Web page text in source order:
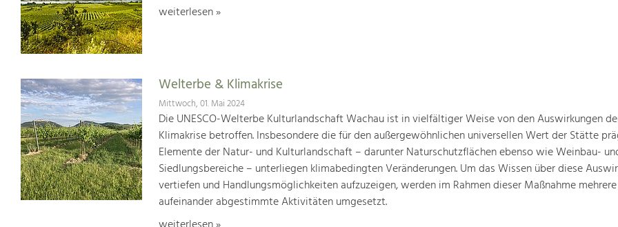
weiterlesen »
Welterbe & Klimakrise
Mittwoch, 01. Mai 2024
Die UNESCO-Welterbe Kulturlandschaft Wachau ist in vielfältiger Weise von den Auswirkungen
Klimakrise betroffen. Insbesondere die für den außergewöhnlichen universellen Wert der Stätte
Elemente der Natur- und Kulturlandschaft – darunter Naturschutzflächen ebenso wie Weinbau-
Siedlungsbereiche – unterliegen klimabedingten Veränderungen. Um das Wissen über diese
vertiefen und Handlungsmöglichkeiten aufzuzeigen, werden im Rahmen dieser Maßnahme mehrere
aufeinander abgestimmte Aktivitäten umgesetzt.